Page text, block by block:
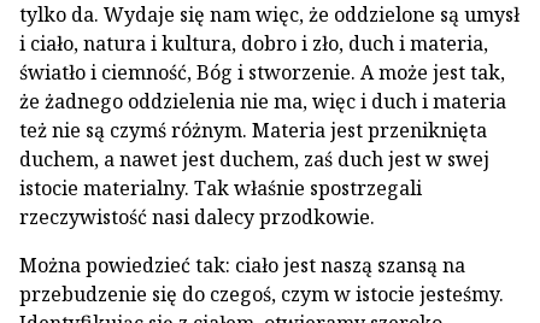
tylko da. Wydaje się nam więc, że oddzielone są umysł
i ciało, natura i kultura, dobro i zło, duch i materia,
światło i ciemność, Bóg i stworzenie. A może jest tak,
że żadnego oddzielenia nie ma, więc i duch i materia
też nie są czymś różnym. Materia jest przeniknięta
duchem, a nawet jest duchem, zaś duch jest w swej
istocie materialny. Tak właśnie spostrzegali
rzeczywistość nasi dalecy przodkowie.
Można powiedzieć tak: ciało jest naszą szansą na
przebudzenie się do czegoś, czym w istocie jesteśmy.